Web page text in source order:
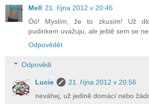
Mell 21. října 2012 v 20:46
Óó! Myslím, že to zkusím! Už
pudinkem uvažuju, ale ještě sem se
Odpovědět
Odpovědi
Lucie
21. října 2012 v 20:56
neváhej, už jedině domácí nebo